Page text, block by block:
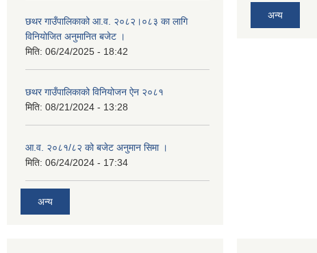
छथर गाउँपालिकाको आ.व. २०८२।०८३ का लागि
विनियोजित अनुमानित बजेट ।
मिति: 06/24/2025 - 18:42
छथर गाउँपालिकाको विनियोजन ऐन २०८१
मिति: 08/21/2024 - 13:28
आ.व. २०८१/८२ को बजेट अनुमान सिमा ।
मिति: 06/24/2024 - 17:34
अन्य
अन्य